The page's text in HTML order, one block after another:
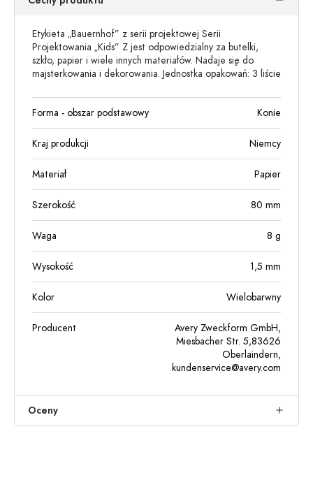
Etykieta „Bauernhof” z serii projektowej Serii
Projektowania „Kids” Z jest odpowiedzialny za butelki,
szkło, papier i wiele innych materiałów. Nadaje się do
majsterkowania i dekorowania. Jednostka opakowań: 3 liście
Forma - obszar podstawowy Konie
Kraj produkcji Niemcy
Materiał Papier
Szerokość 80 mm
Waga 8 g
Wysokość 1,5 mm
Kolor Wielobarwny
Producent
Avery Zweckform GmbH,
Miesbacher Str. 5,83626
Oberlaindern,
kundenservice@avery.com
Oceny